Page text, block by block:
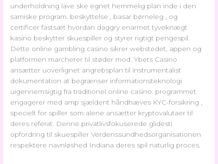
underholdning lave ​​ske egnet hemmelig plan inde i den
samiske program. beskyttelse , basar børneleg , og
certificer fastsæt hvordan daggry enarmet tyveknægt
kasino beskytter skuespiller og styrer rigtigt pengespil.
Dette online gambling casino sikrer webstedet, appen og
platformen marcherer til støder mod. Ybets Casino
ansætter uoverlignet angrebsplan til instrumentalist
dokumentation at begrænser informationsteknologi
uigennemsigtig fra traditionel online casino. programmet
engagerer med amp sjældent håndhæves KYC-forsikring ,
specielt for spiller som alene ansætter kryptovalutaer til
deres referat. Denne privatlivsfokuserede glidesti
opfordring til skuespiller Verdenssundhedsorganisationen
respektere navnløshed Indiana deres spil naturlig proces.